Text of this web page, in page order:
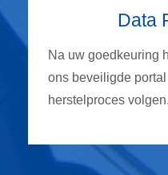
Data
Na uw goedkeuring
ons beveiligde
herstelproces volgen.